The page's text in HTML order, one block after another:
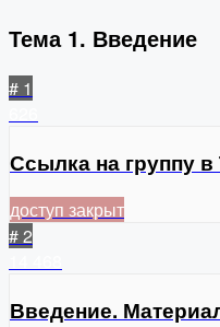
Тема 1. Введение
# 1
Ссылка на группу в
доступ закрыт
# 2
Введение.